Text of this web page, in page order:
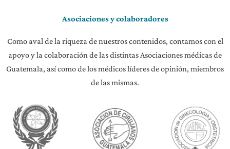
Asociaciones y colaboradores
Como aval de la riqueza de nuestros contenidos, contamos con el
apoyo y la colaboración de las distintas Asociaciones médicas de
Guatemala, así como de los médicos líderes de opinión, miembros
de las mismas.